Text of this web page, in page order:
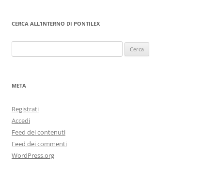
CERCA ALL’INTERNO DI PONTILEX
per:
META
Registrati
Accedi
Feed dei contenuti
Feed dei commenti
WordPress.org